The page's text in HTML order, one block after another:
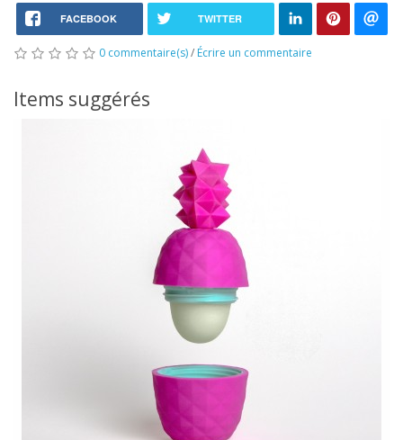
FACEBOOK TWITTER
0 commentaire(s)/ Écrire un commentaire
Items suggérés